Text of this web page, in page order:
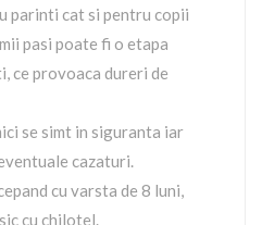
parinti cat si pentru copii
pasi poate fi o etapa
ce provoaca dureri de
se simt in siguranta iar
cazaturi.
cu varsta de 8 luni,
cu chilotel.